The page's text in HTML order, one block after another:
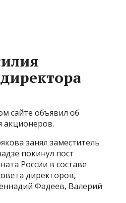
сайте объявил об
акционеров.
занял заместитель
покинул пост
России в составе
директоров,
Фадеев, Валерий